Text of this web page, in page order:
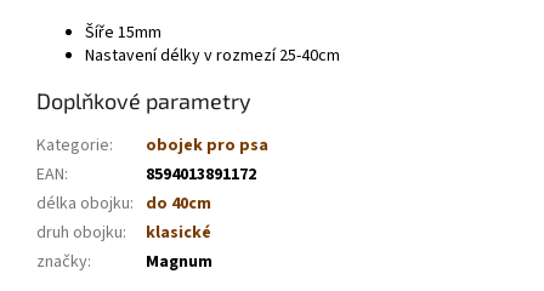
Šíře 15mm
Nastavení délky v rozmezí 25-40cm
Doplňkové parametry
Kategorie:
obojek pro psa
EAN:
8594013891172
délka obojku: do 40cm
druh obojku:
klasické
značky: Magnum